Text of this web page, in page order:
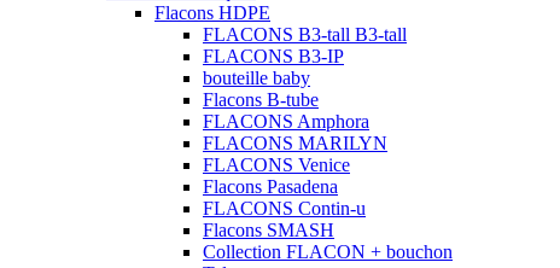
Flacons HDPE
FLACONS B3-tall B3-tall
FLACONS B3-IP
bouteille baby
Flacons B-tube
FLACONS Amphora
FLACONS MARILYN
FLACONS Venice
Flacons Pasadena
FLACONS Contin-u
Flacons SMASH
Collection FLACON + bouchon